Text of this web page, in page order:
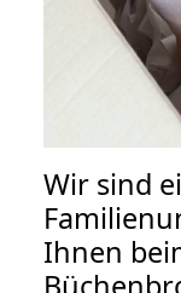
Wir sind
Ihnen